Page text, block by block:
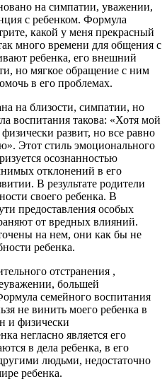
на симпатии, уважении,
с ребенком. Формула
какой у меня прекрасный
много времени для общения с
ребенка, его внешний
но мягкое обращение с ним
в его проблемах.
на близости, симпатии, но
воспитания такова: «Хотя мой
развит, но все равно
Этот стиль эмоционального
осознанностью
отклонений в его
В результате родители
своего ребенка. В
предоставления особых
от вредных влияний.
на нем, они как бы не
ребенка.
отстранения ,
большей
семейного воспитания
не винить моего ребенка в
и физически
негласно является его
в дела ребенка, в его
людьми, недостаточно
ребенка.